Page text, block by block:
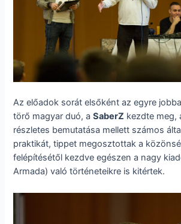
Az előadok sorát elsőként az egyre
törő magyar duó, aSaberZ kezdte meg,
részletes bemutatása mellett számos
praktikát, tippet megosztottak a
felépítésétől kezdve egészen a nagy
Armada) való történeteikre is kitértek.